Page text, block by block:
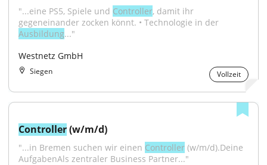
"...eine PS5, Spiele und Controller, damit ihr
Ausbildung..."
Westnetz GmbH
Siegen Vollzeit
Controller (w/m/d)
"...in Bremen suchen wir einen Controller (w/m/d).Deine
AufgabenAls zentraler Business Partner..."